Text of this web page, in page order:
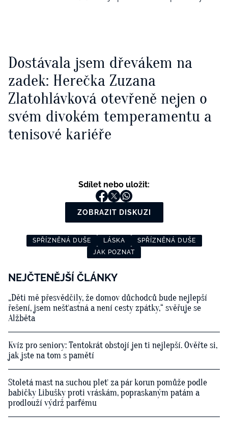
Dostávala jsem dřevákem na
zadek: Herečka Zuzana
Zlatohlávková otevřeně nejen o
svém divokém temperamentu a
tenisové kariéře
Sdílet nebo uložit:
ZOBRAZIT DISKUZI
SPŘÍZNĚNÁ DUŠE LÁSKA
SPŘÍZNĚNÁ DUŠE
JAK POZNAT
NEJČTENĚJŠÍ ČLÁNKY
„Děti mě přesvědčily, že domov důchodců bude nejlepší
řešení, jsem nešťastná a není cesty zpátky,“ svěřuje se
Alžběta
Kvíz pro seniory: Tentokrát obstojí jen ti nejlepší. Ověřte si,
jak jste na tom s pamětí
Stoletá mast na suchou pleť za pár korun pomůže podle
babičky Libušky proti vráskám, popraskaným patám a
prodlouží výdrž parfému